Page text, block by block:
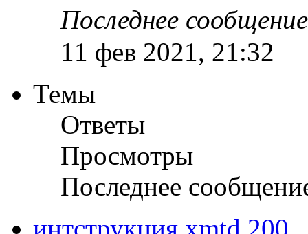
Последнее
11 фев 2021, 21:32
Темы
Ответы
Просмотры
Последнее
интструкция xmtd 200